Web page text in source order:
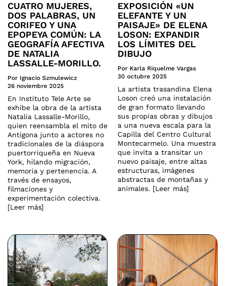
CUATRO MUJERES,
DOS PALABRAS, UN
CORIFEO Y UNA
EPOPEYA COMÚN: LA
GEOGRAFÍA AFECTIVA
DE NATALIA
LASSALLE-MORILLO.
Por Ignacio Szmulewicz
26 noviembre 2025
En Instituto Tele Arte se
exhibe la obra de la artista
Natalia Lassalle-Morillo,
quien reensambla el mito de
Antígona junto a actores no
tradicionales de la diáspora
puertorriqueña en Nueva
York, hilando migración,
memoria y pertenencia. A
través de ensayos,
filmaciones y
experimentación colectiva.
[Leer más]
EXPOSICIÓN «UN
ELEFANTE Y UN
PAISAJE» DE ELENA
LOSON: EXPANDIR
LOS LÍMITES DEL
DIBUJO
Por Karla Riquelme Vargas
30 octubre 2025
La artista trasandina Elena
Loson creó una instalación
de gran formato llevando
sus propias obras y dibujos
a una nueva escala para la
Capilla del Centro Cultural
Montecarmelo. Una muestra
que invita a transitar un
nuevo paisaje, entre altas
estructuras, imágenes
abstractas de montañas y
animales. [Leer más]